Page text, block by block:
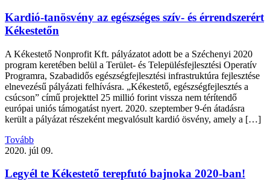
Kardió-tanösvény az egészséges szív- és érrendszerért
Kékestetőn
A Kékestető Nonprofit Kft. pályázatot adott be a Széchenyi 2020
program keretében belül a Terület- és Településfejlesztési Operatív
Programra, Szabadidős egészségfejlesztési infrastruktúra fejlesztése
elnevezésű pályázati felhívásra. „Kékestető, egészségfejlesztés a
csúcson” című projekttel 25 millió forint vissza nem térítendő
európai uniós támogatást nyert. 2020. szeptember 9-én átadásra
került a pályázat részeként megvalósult kardió ösvény, amely a […]
Tovább
2020. júl 09.
Legyél te Kékestető terepfutó bajnoka 2020-ban!